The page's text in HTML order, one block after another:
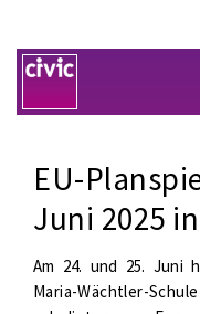
EU-
Juni 2025
Am 24. und 25. Juni
Maria-Wächtler-